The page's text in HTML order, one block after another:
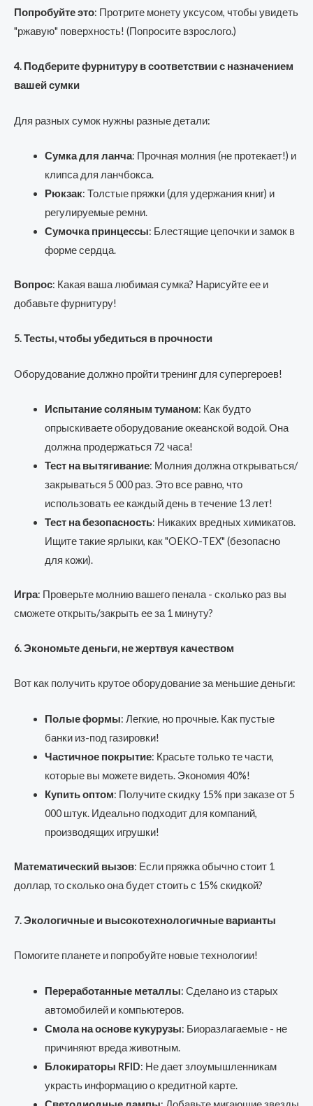
Попробуйте это: Протрите монету уксусом, чтобы увидеть
"ржавую" поверхность! (Попросите взрослого.)
4. Подберите фурнитуру в соответствии с назначением
вашей сумки
Для разных сумок нужны разные детали:
Сумка для ланча: Прочная молния (не протекает!) и
клипса для ланчбокса.
Рюкзак: Толстые пряжки (для удержания книг) и
регулируемые ремни.
Сумочка принцессы: Блестящие цепочки и замок в
форме сердца.
Вопрос: Какая ваша любимая сумка? Нарисуйте ее и
добавьте фурнитуру!
5. Тесты, чтобы убедиться в прочности
Оборудование должно пройти тренинг для супергероев!
Испытание соляным туманом: Как будто
опрыскиваете оборудование океанской водой. Она
должна продержаться 72 часа!
Тест на вытягивание: Молния должна открываться/
закрываться 5 000 раз. Это все равно, что
использовать ее каждый день в течение 13 лет!
Тест на безопасность: Никаких вредных химикатов.
Ищите такие ярлыки, как "OEKO-TEX" (безопасно
для кожи).
Игра: Проверьте молнию вашего пенала - сколько раз вы
сможете открыть/закрыть ее за 1 минуту?
6. Экономьте деньги, не жертвуя качеством
Вот как получить крутое оборудование за меньшие деньги:
Полые формы: Легкие, но прочные. Как пустые
банки из-под газировки!
Частичное покрытие: Красьте только те части,
которые вы можете видеть. Экономия 40%!
Купить оптом: Получите скидку 15% при заказе от 5
000 штук. Идеально подходит для компаний,
производящих игрушки!
Математический вызов: Если пряжка обычно стоит 1
доллар, то сколько она будет стоить с 15% скидкой?
7. Экологичные и высокотехнологичные варианты
Помогите планете и попробуйте новые технологии!
Переработанные металлы: Сделано из старых
автомобилей и компьютеров.
Смола на основе кукурузы: Биоразлагаемые - не
причиняют вреда животным.
Блокираторы RFID: Не дает злоумышленникам
украсть информацию о кредитной карте.